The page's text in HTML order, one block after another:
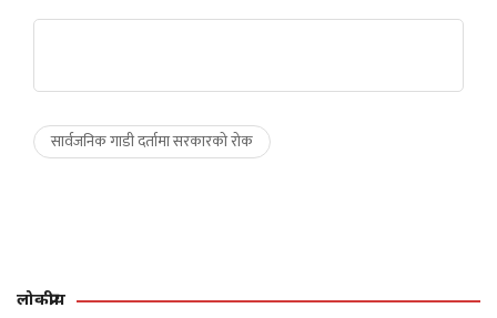
सार्वजनिक गाडी दर्तामा सरकारको रोक
लोकप्रीय